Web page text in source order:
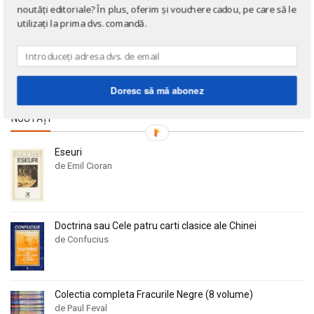
Alan Watts
Albert Camus
Albert Speer
Alberto Martini
Alberto Moravia
Album de arta
Alcifron
Aldous Huxley
Alecu Russo
Aleksander Wojciechowscki
Alan Watts
Albert Camus
Albert Speer
Alberto Martini
Alberto Moravia
Album de arta
Alcifron
Aldous Huxley
Alecu Russo
Aleksander Wojciechowscki
Cărți în limba franceză
Cărți la 3 lei!
Cărți gratuite!
NOUTĂȚI
Eseuri
de Emil Cioran
Doctrina sau Cele patru carti clasice ale Chinei
de Confucius
Colectia completa Fracurile Negre (8 volume)
de Paul Feval
noutăți editoriale? În plus, oferim și vouchere cadou, pe care să le
utilizați la prima dvs. comandă.
Doresc să mă abonez